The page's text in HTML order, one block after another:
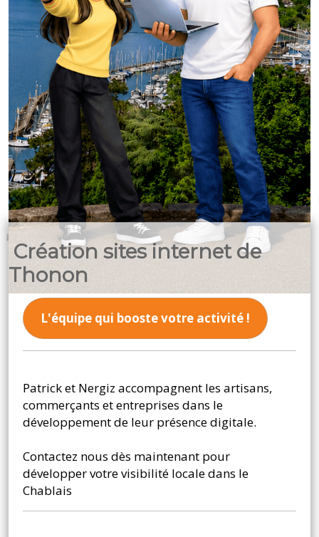
Création sites internet de
Thonon
L'équipe qui booste votre activité !
Patrick et Nergiz accompagnent les artisans,
commerçants et entreprises dans le
développement de leur présence digitale.
Contactez nous dès maintenant pour
développer votre visibilité locale dans le
Chablais